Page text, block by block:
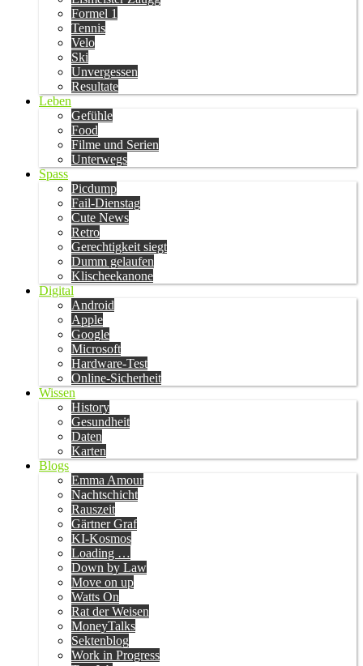
Formel 1
Tennis
Velo
Ski
Unvergessen
Resultate
Leben
Gefühle
Food
Filme und Serien
Unterwegs
Spass
Picdump
Fail-Dienstag
Cute News
Retro
Gerechtigkeit siegt
Dumm gelaufen
Klischeekanone
Digital
Android
Apple
Google
Microsoft
Hardware-Test
Online-Sicherheit
Wissen
History
Gesundheit
Daten
Karten
Blogs
Emma Amour
Nachtschicht
Rauszeit
Gärtner Graf
KI-Kosmos
Loading …
Down by Law
Move on up
Watts On
Rat der Weisen
MoneyTalks
Sektenblog
Work in Progress